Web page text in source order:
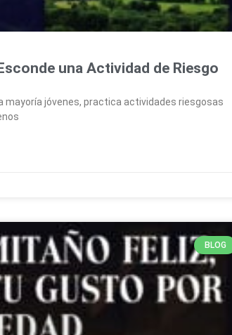
una Actividad de Riesgo
mayoría jóvenes, practica actividades riesgosas
BLOG